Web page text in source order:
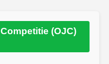
(OJC)